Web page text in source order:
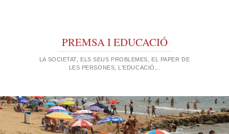
PREMSA I EDUCACIÓ
LA SOCIETAT, ELS SEUS PROBLEMES, EL PAPER DE
LES PERSONES, L'EDUCACIÓ,..